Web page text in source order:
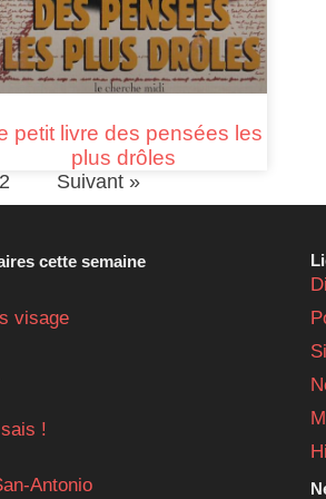
petit livre des pensées les
plus drôles
2 Suivant »
cette semaine
visage
!
Antonio